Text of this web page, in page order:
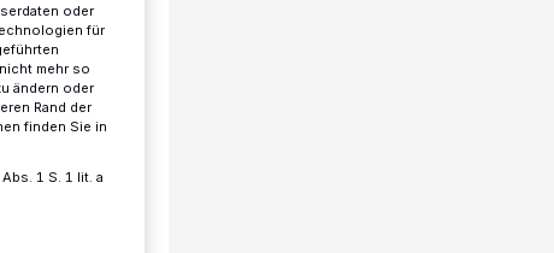
oder
für
mehr so
ändern oder
Rand der
finden Sie in
1 S. 1 lit. a